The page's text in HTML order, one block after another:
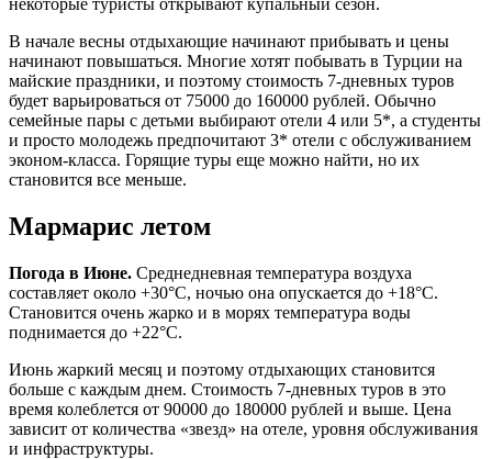
некоторые туристы открывают купальный сезон.
В начале весны отдыхающие начинают прибывать и цены
начинают повышаться. Многие хотят побывать в Турции на
майские праздники, и поэтому стоимость 7-дневных туров
будет варьироваться от 75000 до 160000 рублей. Обычно
семейные пары с детьми выбирают отели 4 или 5*, а студенты
и просто молодежь предпочитают 3* отели с обслуживанием
эконом-класса. Горящие туры еще можно найти, но их
становится все меньше.
Мармарис летом
Погода в Июне. Среднедневная температура воздуха
составляет около +30°C, ночью она опускается до +18°C.
Становится очень жарко и в морях температура воды
поднимается до +22°C.
Июнь жаркий месяц и поэтому отдыхающих становится
больше с каждым днем. Стоимость 7-дневных туров в это
время колеблется от 90000 до 180000 рублей и выше. Цена
зависит от количества «звезд» на отеле, уровня обслуживания
и инфраструктуры.